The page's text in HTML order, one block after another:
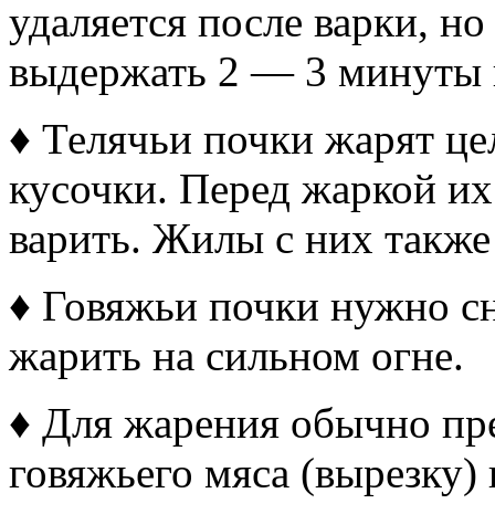
удаляется после варки,
выдержать 2 — 3 минуты
♦ Телячьи почки жарят
кусочки. Перед жаркой их
варить. Жилы с них
♦ Говяжьи почки нужно
жарить на сильном огне.
♦ Для жарения обычно
говяжьего мяса